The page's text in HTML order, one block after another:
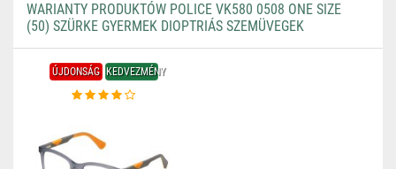
WARIANTY PRODUKTÓW POLICE VK580 0508 ONE SIZE
(50) SZÜRKE GYERMEK DIOPTRIÁS SZEMÜVEGEK
ÚJDONSÁG KEDVEZMÉNY